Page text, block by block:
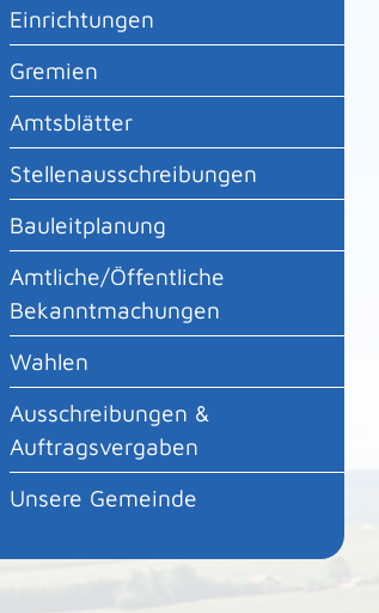
Einrichtungen
Gremien
Amtsblätter
Stellenausschreibungen
Bauleitplanung
Amtliche/Öffentliche
Bekanntmachungen
Wahlen
Ausschreibungen &
Auftragsvergaben
Unsere Gemeinde